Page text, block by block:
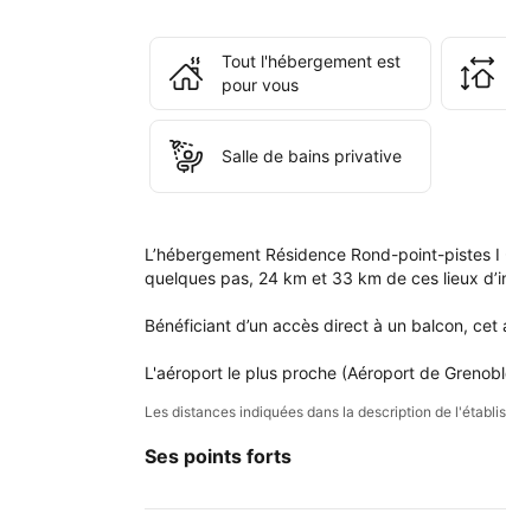
Tout l'hébergement est
pour vous
Salle de bains privative
L’hébergement Résidence Rond-point-
quelques pas, 24 km et 33 km de ces lieux
Bénéficiant d’un accès direct à un balcon,
L'aéroport le plus proche (Aéroport de
Les distances indiquées dans la description de
Ses points forts